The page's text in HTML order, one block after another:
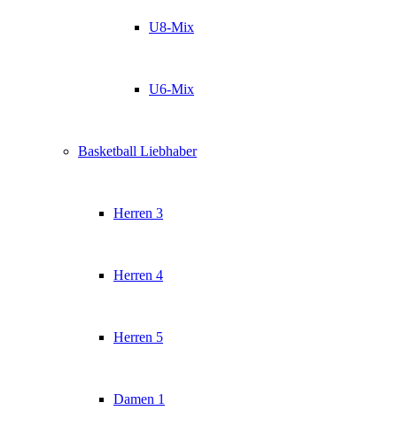
U8-Mix
U6-Mix
Basketball Liebhaber
Herren 3
Herren 4
Herren 5
Damen 1